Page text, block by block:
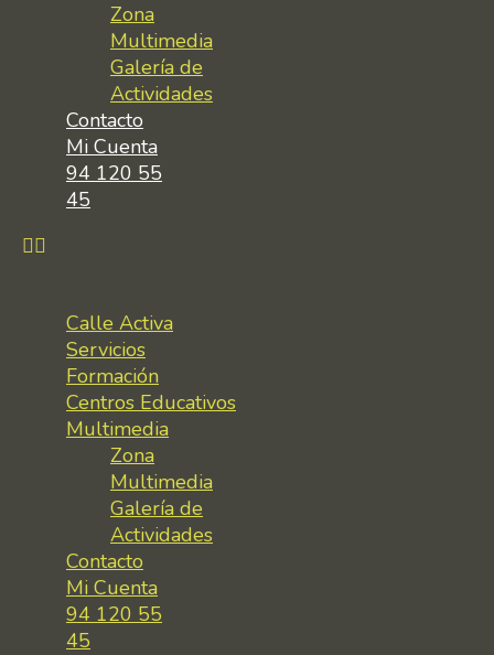
Zona
Multimedia
Galería de
Actividades
Contacto
Mi Cuenta
94 120 55
45
Calle Activa
Servicios
Formación
Centros Educativos
Multimedia
Zona
Multimedia
Galería de
Actividades
Contacto
Mi Cuenta
94 120 55
45